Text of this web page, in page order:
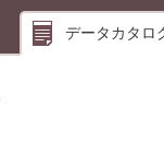
データカタロ